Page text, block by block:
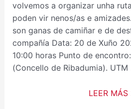
volvemos a organizar unha
poden vir nenos/as e
son ganas de camiñar e de
compañía Data: 20 de Xuño
10:00 horas Punto de
(Concello de Ribadumia).
LEER MÁS